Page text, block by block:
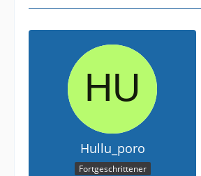
Hullu_poro
Fortgeschrittener